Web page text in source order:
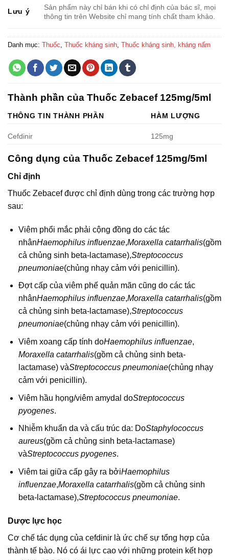
Lưu ý
Sản phẩm này chỉ bán khi có chỉ định của bác sĩ, mọi
thông tin trên Website chỉ mang tính chất tham khảo.
Danh mục: Thuốc Thuốc kháng sinh Thuốc kháng sinh, kháng nấm
Thành phần của Thuốc Zebacef 125mg/5ml
THÔNG TIN THÀNH PHẦN HÀM LƯỢNG
Cefdinir 125mg
Công dụng của Thuốc Zebacef 125mg/5ml
Chỉ định
Thuốc Zebacef được chỉ định dùng trong các trường hợp
sau:
Viêm phổi mắc phải cộng đồng do các tác
nhânHaemophilus influenzae,Moraxella catarrhalis(gồm
cả chủng sinh beta-lactamase),Streptococcus
pneumoniae(chủng nhạy cảm với penicillin).
Đợt cấp của viêm phế quản mãn cũng do các tác
nhânHaemophilus influenzae,Moraxella catarrhalis(gồm
cả chủng sinh beta-lactamase),Streptococcus
pneumoniae(chủng nhạy cảm với penicillin).
Viêm xoang cấp tính doHaemophilus influenzae,
Moraxella catarrhalis(gồm cả chủng sinh beta-
lactamase) vàStreptococcus pneumoniae(chủng nhạy
cảm với penicillin).
Viêm hầu họng/viêm amydal doStreptococcus
pyogenes.
Nhiễm khuẩn da và cấu trúc da: DoStaphylococcus
aureus(gồm cả chủng sinh beta-lactamase)
vàStreptococcus pyogenes.
Viêm tai giữa cấp gây ra bởiHaemophilus
influenzae,Moraxella catarrhalis(gồm cả chủng sinh
beta-lactamase),Streptococcus pneumoniae.
Dược lực học
Cơ chế tác dụng của cefdinir là ức chế sự tổng hợp của
thành tế bào. Nó có ái lực cao với những protein kết hợp